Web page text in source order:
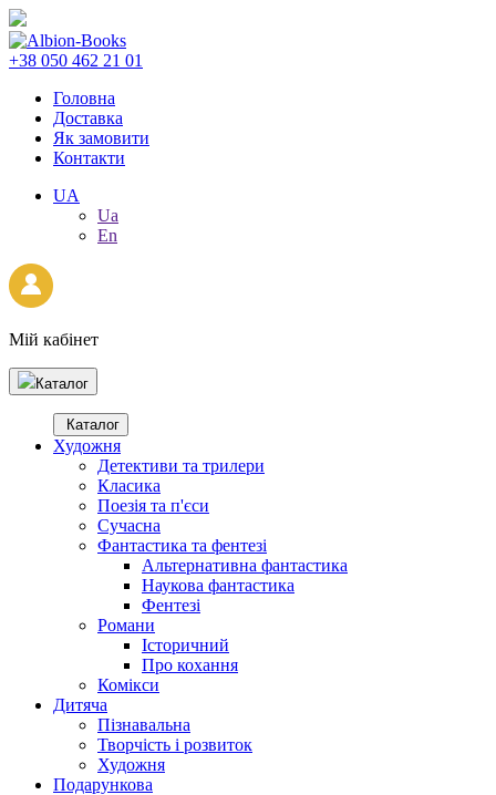
+38 050 462 21 01
Головна
Доставка
Як замовити
Контакти
UA
Ua
En
Мій кабінет
Каталог
Каталог
Художня
Детективи та трилери
Класика
Поезія та п'єси
Сучасна
Фантастика та фентезі
Альтернативна фантастика
Наукова фантастика
Фентезі
Романи
Історичний
Про кохання
Комікси
Дитяча
Пізнавальна
Творчість і розвиток
Художня
Подарункова